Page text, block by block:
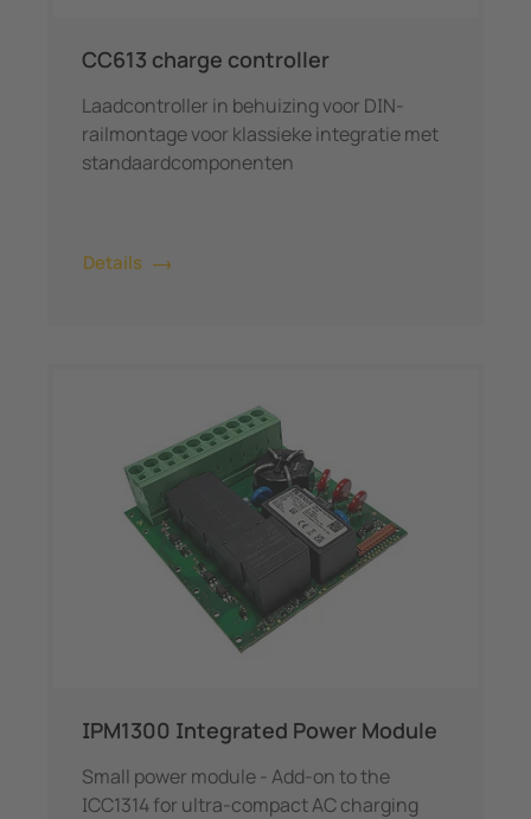
CC613 charge controller
Laadcontroller in behuizing voor DIN-
railmontage voor klassieke integratie met
standaardcomponenten
Details
IPM1300 Integrated Power Module
Small power module - Add-on to the
ICC1314 for ultra-compact AC charging